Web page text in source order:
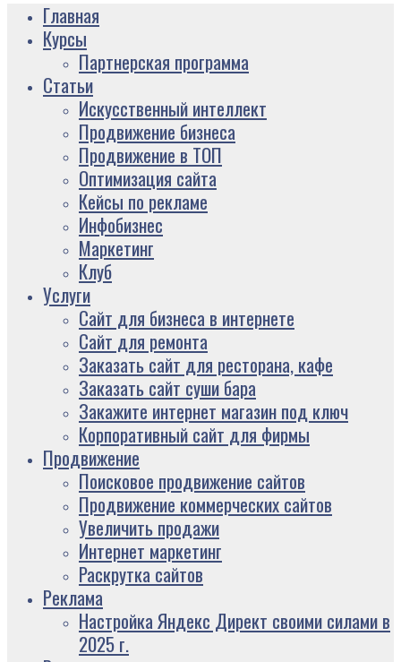
Главная
Курсы
Партнерская программа
Статьи
Искусственный интеллект
Продвижение бизнеса
Продвижение в ТОП
Оптимизация сайта
Кейсы по рекламе
Инфобизнес
Маркетинг
Клуб
Услуги
Сайт для бизнеса в интернете
Сайт для ремонта
Заказать сайт для ресторана, кафе
Заказать сайт суши бара
Закажите интернет магазин под ключ
Корпоративный сайт для фирмы
Продвижение
Поисковое продвижение сайтов
Продвижение коммерческих сайтов
Увеличить продажи
Интернет маркетинг
Раскрутка сайтов
Реклама
Настройка Яндекс Директ своими силами в
2025 г.